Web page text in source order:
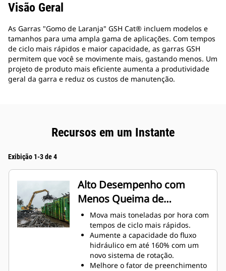
Visão Geral
As Garras "Gomo de Laranja" GSH Cat® incluem modelos e
tamanhos para uma ampla gama de aplicações. Com tempos
de ciclo mais rápidos e maior capacidade, as garras GSH
permitem que você se movimente mais, gastando menos. Um
projeto de produto mais eficiente aumenta a produtividade
geral da garra e reduz os custos de manutenção.
Recursos em um Instante
Exibição 1-3 de 4
Alto Desempenho com
Menos Queima de
Combustível
Mova mais toneladas por hora com
tempos de ciclo mais rápidos.
Aumente a capacidade do fluxo
hidráulico em até 160% com um
novo sistema de rotação.
Melhore o fator de preenchimento